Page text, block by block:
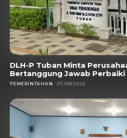
DLH-P Tuban Minta
Bertanggung Jawab Perbaiki
PEMERINTAHAN 07/08/2026